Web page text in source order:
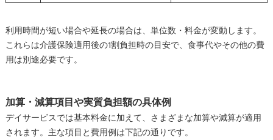
利用時間が短い場合や延長の場合は、単位数・料金が変動します。
これらは介護保険適用後の1割負担時の目安で、食事代やその他の費
用は別途必要です。
加算・減算項目や実質負担額の具体例
デイサービスでは基本料金に加えて、さまざまな加算や減算が適用
されます。主な項目と費用例は下記の通りです。